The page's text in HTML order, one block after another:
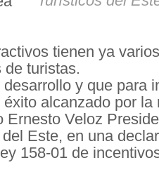
tienen ya
turistas.
y que para
alcanzado por la
Ernesto Veloz
Este, en una
158-01 de